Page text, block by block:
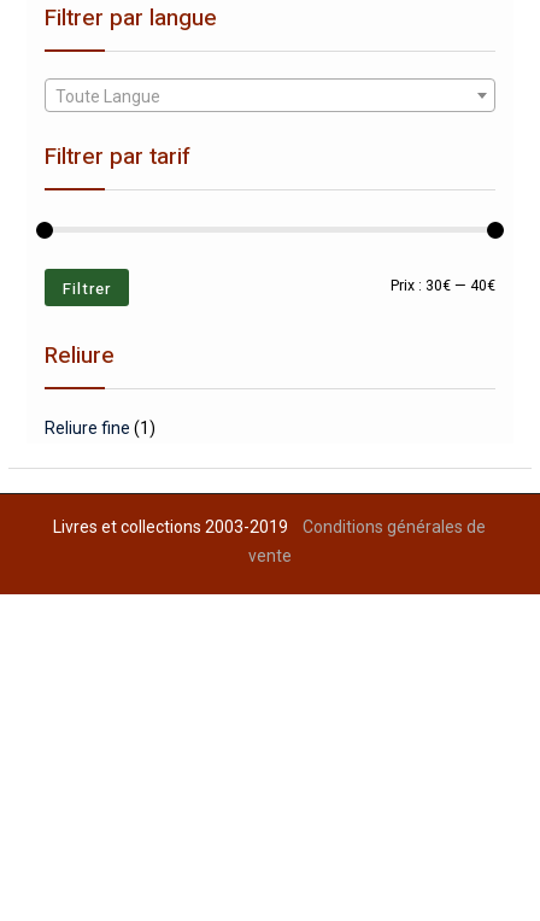
Filtrer par langue
Toute Langue
Filtrer par tarif
Prix
Prix
Filtrer Prix : 30€ —40€
Reliure
Reliure fine (1)
Livres et collections 2003-2019Conditions générales de
vente